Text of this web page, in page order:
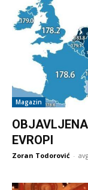
Magazin
EVROPI
Zoran Todorović -